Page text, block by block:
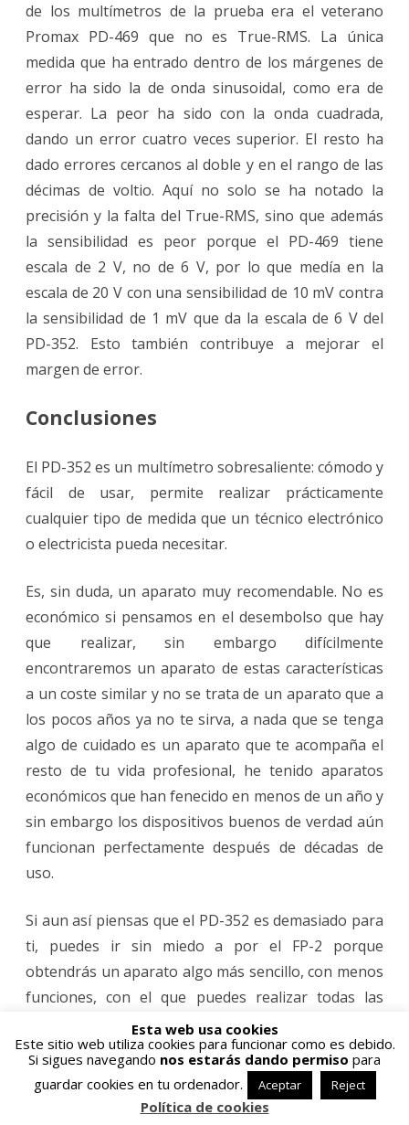
de los multímetros de la prueba era el veterano
Promax PD-469 que no es True-RMS. La única
medida que ha entrado dentro de los márgenes de
error ha sido la de onda sinusoidal, como era de
esperar. La peor ha sido con la onda cuadrada,
dando un error cuatro veces superior. El resto ha
dado errores cercanos al doble y en el rango de las
décimas de voltio. Aquí no solo se ha notado la
precisión y la falta del True-RMS, sino que además
la sensibilidad es peor porque el PD-469 tiene
escala de 2 V, no de 6 V, por lo que medía en la
escala de 20 V con una sensibilidad de 10 mV contra
la sensibilidad de 1 mV que da la escala de 6 V del
PD-352. Esto también contribuye a mejorar el
margen de error.
Conclusiones
El PD-352 es un multímetro sobresaliente: cómodo y
fácil de usar, permite realizar prácticamente
cualquier tipo de medida que un técnico electrónico
o electricista pueda necesitar.
Es, sin duda, un aparato muy recomendable. No es
económico si pensamos en el desembolso que hay
que realizar, sin embargo difícilmente
encontraremos un aparato de estas características
a un coste similar y no se trata de un aparato que a
los pocos años ya no te sirva, a nada que se tenga
algo de cuidado es un aparato que te acompaña el
resto de tu vida profesional, he tenido aparatos
económicos que han fenecido en menos de un año y
sin embargo los dispositivos buenos de verdad aún
funcionan perfectamente después de décadas de
uso.
Si aun así piensas que el PD-352 es demasiado para
ti, puedes ir sin miedo a por el FP-2 porque
obtendrás un aparato algo más sencillo, con menos
funciones, con el que puedes realizar todas las
medidas básicas con la misma precisión que nos da
el PD-352, no me cabe duda, después de esta
experiencia, que el FP-2 tampoco defraudará a
quien lo use.
Esta web usa cookies
Este sitio web utiliza cookies para funcionar como es debido.
Si sigues navegando nos estarás dando permiso para
guardar cookies en tu ordenador.
Aceptar Reject
Política de cookies